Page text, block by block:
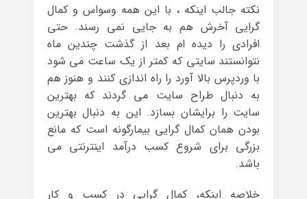
نکته جالب اینکه ، با این همه وسواس و کمال
گرایی آخرش هم به جایی نمی رسند. حتی
افرادی را دیده ام بعد از گذشت چندین ماه
نتوانستند سایتی که کمتر از یک ساعت می شود
با وردپرس بالا آورد را راه اندازی کنند و هنوز هم
به دنبال طراح سایت می گردند که بهترین
سایت را برایشان بسازد. این به دنبال بهترین
بودن همان کمال گرایی بیمارگونه است که مانع
بزرگی برای شروع کسب درآمد اینترنتی می
باشد.
خلاصه اینکه، کمال گرایی در کسب و کار